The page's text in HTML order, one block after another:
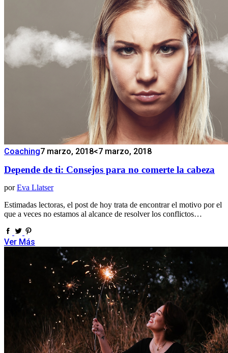
Coaching7 marzo, 2018<7 marzo, 2018
Depende de ti: Consejos para no comerte la cabeza
por Eva Llatser
Estimadas lectoras, el post de hoy trata de encontrar el motivo por el
que a veces no estamos al alcance de resolver los conflictos…
Ver Más